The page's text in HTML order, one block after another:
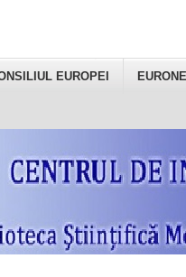
EUROPEI